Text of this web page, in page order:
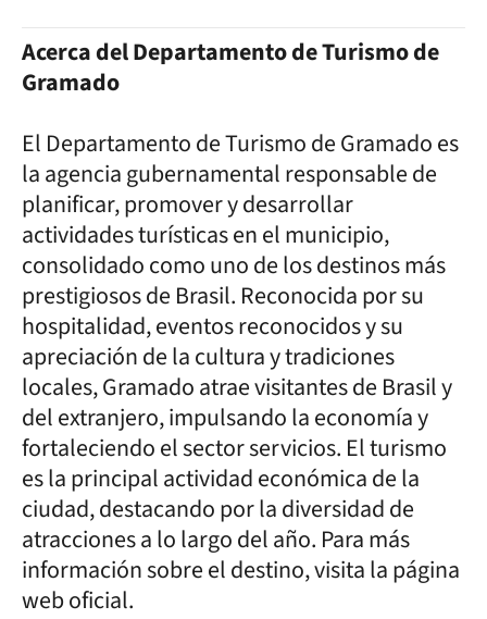
Acerca del Departamento de Turismo de
Gramado
El Departamento de Turismo de Gramado es
la agencia gubernamental responsable de
planificar, promover y desarrollar
actividades turísticas en el municipio,
consolidado como uno de los destinos más
prestigiosos de Brasil. Reconocida por su
hospitalidad, eventos reconocidos y su
apreciación de la cultura y tradiciones
locales, Gramado atrae visitantes de Brasil y
del extranjero, impulsando la economía y
fortaleciendo el sector servicios. El turismo
es la principal actividad económica de la
ciudad, destacando por la diversidad de
atracciones a lo largo del año. Para más
información sobre el destino, visita la página
web oficial.